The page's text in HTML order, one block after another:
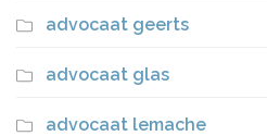
advocaat geerts
advocaat glas
advocaat lemache